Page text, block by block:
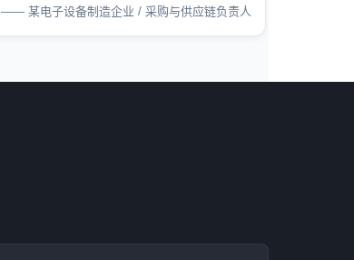
—— 某电子设备制造企业 / 采购与供应链负责人